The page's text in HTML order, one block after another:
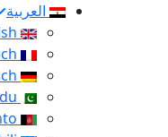
العربية